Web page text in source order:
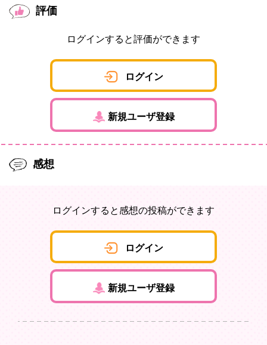
評価
ログインすると評価ができます
ログイン
新規ユーザ登録
感想
ログインすると感想の投稿ができます
ログイン
新規ユーザ登録